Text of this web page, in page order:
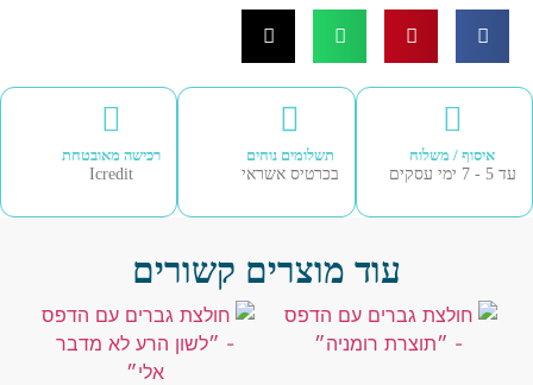
רכישה מאובטחת
Icredit
תשלומים נוחים
בכרטיס אשראי
איסוף / משלוח
עוד מוצרים קשורים